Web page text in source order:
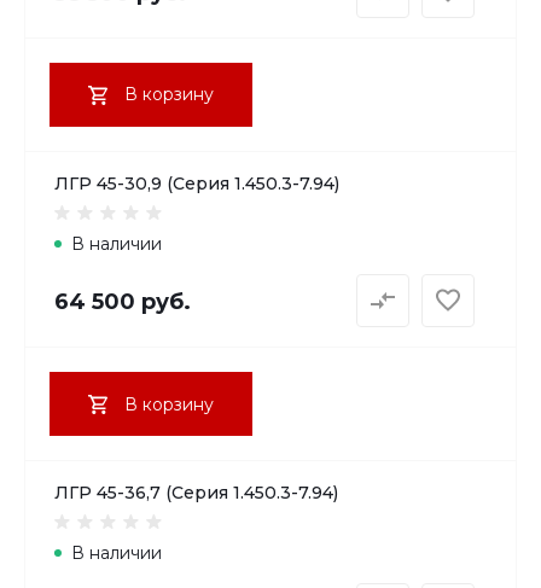
В корзину
ЛГР 45-30,9 (Серия 1.450.3-7.94)
В наличии
64 500 руб.
В корзину
ЛГР 45-36,7 (Серия 1.450.3-7.94)
В наличии